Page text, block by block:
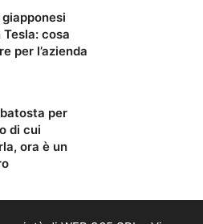
Tesla: cosa
per l’azienda
per
di cui
ora è un